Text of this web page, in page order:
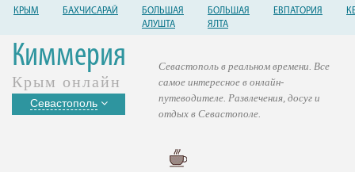
КРЫМ БАХЧИСАРАЙ
БОЛЬШАЯ
АЛУШТА
БОЛЬШАЯ
ЯЛТА
ЕВПАТОРИЯ
Киммерия
Крым онлайн
Севастополь
Севастополь в реальном времени. Все
самое интересное в онлайн-
путеводителе. Развлечения, досуг и
отдых в Севастополе.